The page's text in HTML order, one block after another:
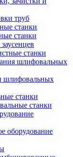
труб
станки
станки
станки
шлифовальных
шлифовальных
станки
станки
оборудование